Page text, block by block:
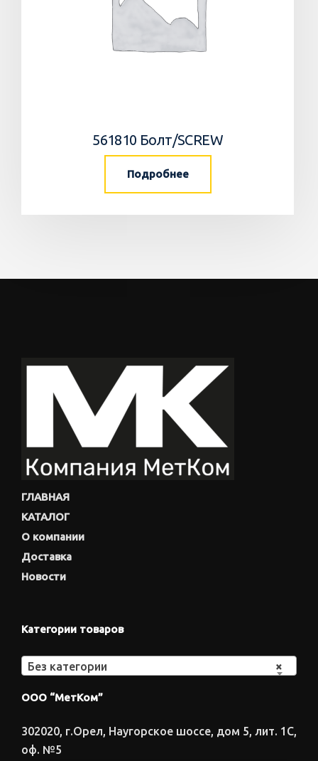
561810 Болт/SCREW
Подробнее
ГЛАВНАЯ
КАТАЛОГ
О компании
Доставка
Новости
Категории товаров
×
Без категории
ООО “МетКом”
302020, г.Орел, Наугорское шоссе, дом 5, лит. 1С,
оф. №5